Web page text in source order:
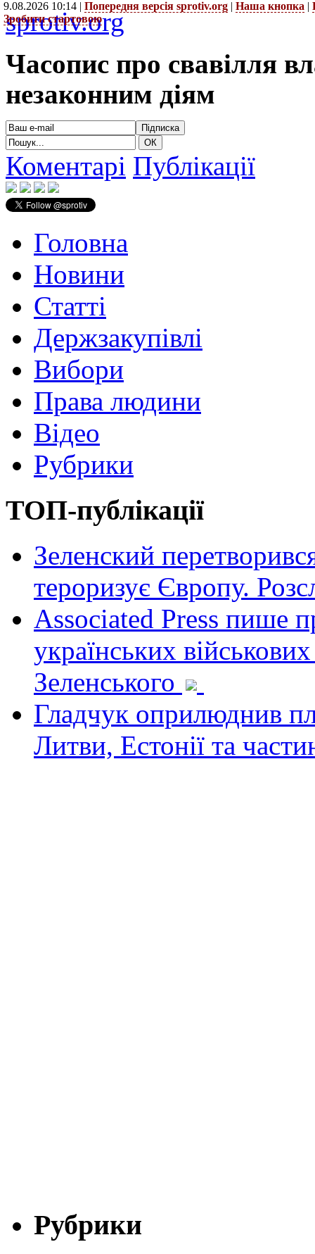
9.08.2026 10:14 | Попередня версія sprotiv.org | Наша кнопка |
Зробити стартовою
sprotiv.org
Часопис про свавілля
незаконним діям
Коментарі Публікації
Головна
Новини
Статті
Держзакупівлі
Вибори
Права людини
Відео
Рубрики
ТОП-публікації
Зеленский
тероризує Європу.
Associated Press пише
українських
Зеленського
Гладчук оприлюднив
Литви, Естонії та
Рубрики